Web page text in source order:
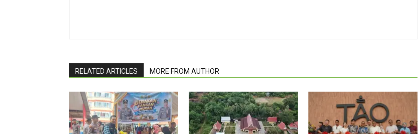
RELATED ARTICLES MORE FROM AUTHOR